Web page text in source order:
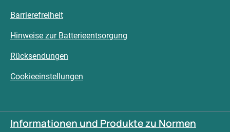
Barrierefreiheit
Hinweise zur Batterieentsorgung
Rücksendungen
Cookieeinstellungen
Informationen und Produkte zu Normen